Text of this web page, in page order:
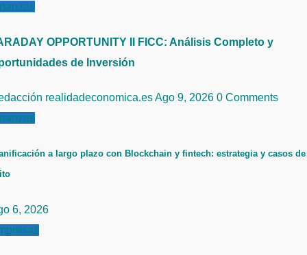
OPPORTUNITY II FICC: Análisis Completo y
de Inversión
realidadeconomica.esAgo 9, 2026 0 Comments
a largo plazo con Blockchain y fintech: estrategia y casos de
6, 2026